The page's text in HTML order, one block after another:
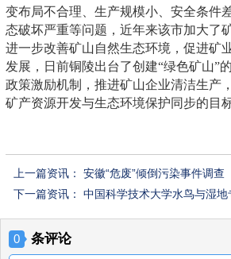
变布局不合理、生产规模小、安全条件
态破坏严重等问题，近年来该市加大了
进一步改善矿山自然生态环境，促进矿
发展，日前铜陵出台了创建“绿色矿山”
政策激励机制，推进矿山企业清洁生产
矿产资源开发与生态环境保护同步的目标
上一篇资讯： 安徽“危废”倾倒污染事件调查
下一篇资讯： 中国科学技术大学水鸟与湿
0 条评论